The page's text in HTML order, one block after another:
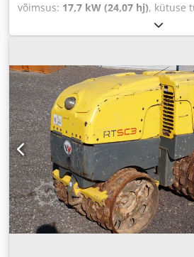
võimsus: 17,7 kW (24,07 hj), kütuse